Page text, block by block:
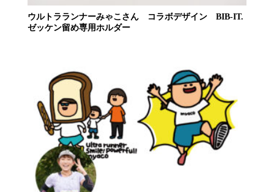
ウルトラランナーみゃこさん コラボデザイン BIB-IT.
ゼッケン留め専用ホルダー